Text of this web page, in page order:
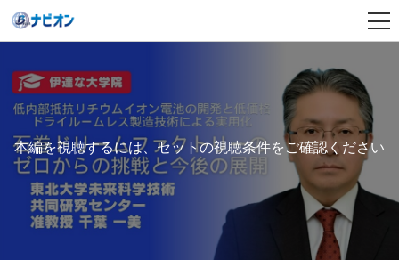
本編を視聴するには、セットの視聴条件をご確認ください